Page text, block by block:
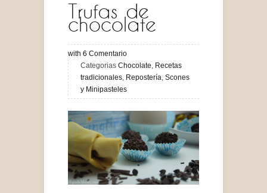
Trufas de
chocolate
with 6 Comentario
Categorias Chocolate, Recetas
tradicionales, Repostería, Scones
y Minipasteles